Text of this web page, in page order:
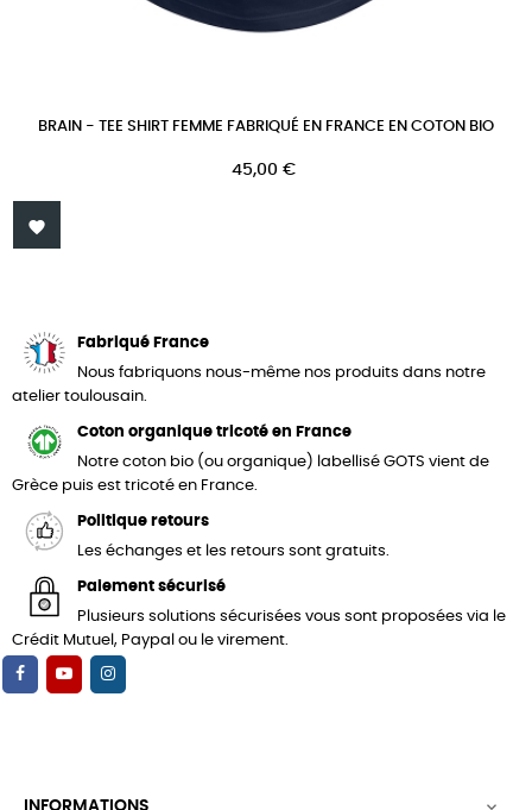
BRAIN - TEE SHIRT FEMME FABRIQUÉ EN FRANCE EN COTON BIO
Prix
45,00 €

Fabriqué France
Nous fabriquons nous-même nos produits dans notre
atelier toulousain.
Coton organique tricoté en France
Notre coton bio (ou organique) labellisé GOTS vient de
Grèce puis est tricoté en France.
Politique retours
Les échanges et les retours sont gratuits.
Paiement sécurisé
Plusieurs solutions sécurisées vous sont proposées via le
Crédit Mutuel, Paypal ou le virement.
INFORMATIONS